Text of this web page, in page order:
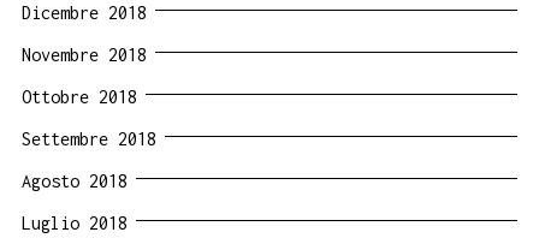
Dicembre 2018
Novembre 2018
Ottobre 2018
Settembre 2018
Agosto 2018
Luglio 2018